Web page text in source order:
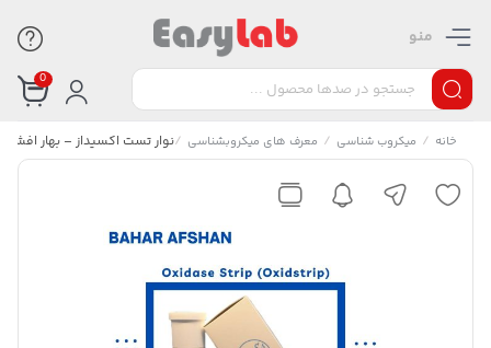
منو
0
خانه / میکروب شناسی / معرف های میکروبشناسی /نوار تست اکسیداز – بهار افشان